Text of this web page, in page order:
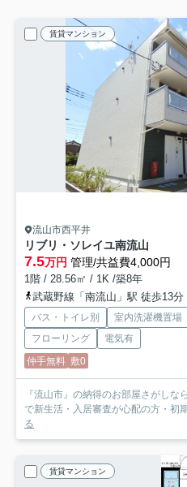
賃貸マンション
流山市西平井
リブリ・ソレイユ南流山
7.5万円 管理/共益費4,000円
1階 / 28.56㎡ / 1K /築8年
武蔵野線「南流山」駅 徒歩13分
バス・トイレ別 室内洗濯機置場
フローリング
電気有
仲手無料 敷0
『流山市』の納得のお部屋さがし
で新生活・入居審査が心配の方・初
る
賃貸マンション